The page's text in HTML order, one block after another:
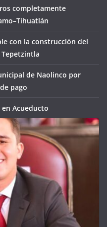
completamente
con la construcción del
de Naolinco por
pago
Acueducto